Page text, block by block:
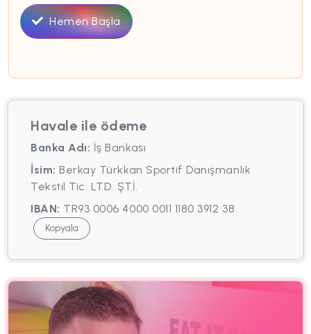
Hemen Başla
Havale ile ödeme
Banka Adı: İş Bankası
İsim: Berkay Türkkan Sportif Danışmanlık
Tekstil Tic. LTD. ŞTİ.
IBAN: TR93 0006 4000 0011 1180 3912 38
Kopyala